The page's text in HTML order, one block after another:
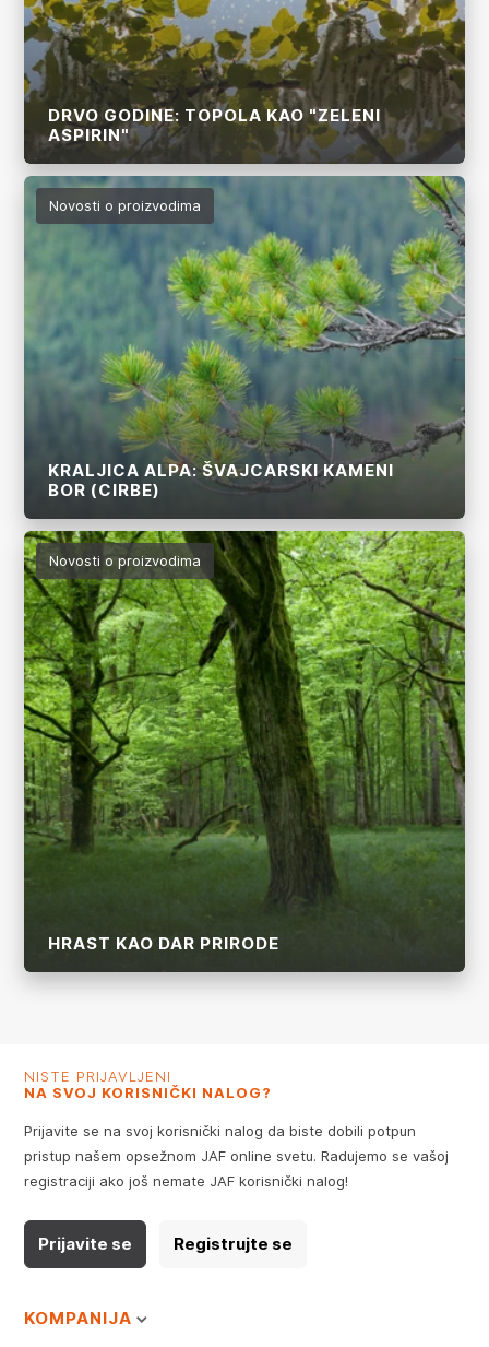
DRVO GODINE: TOPOLA KAO "ZELENI
ASPIRIN"
Više
Novosti o proizvodima
KRALJICA ALPA: ŠVAJCARSKI KAMENI
BOR (CIRBE)
Više
Novosti o proizvodima
HRAST KAO DAR PRIRODE
NISTE PRIJAVLJENI
NA SVOJ KORISNIČKI NALOG?
Prijavite se na svoj korisnički nalog da biste dobili potpun
pristup našem opsežnom JAF online svetu. Radujemo se vašoj
registraciji ako još nemate JAF korisnički nalog!
Prijavite se Registrujte se
KOMPANIJA